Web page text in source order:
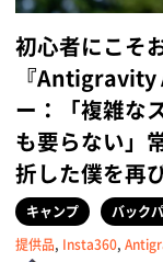
初心者にこそ
『Antigravity
ー：「複雑な
も要らない」
折した僕を再
キャンプ バック
提供品, Insta360,